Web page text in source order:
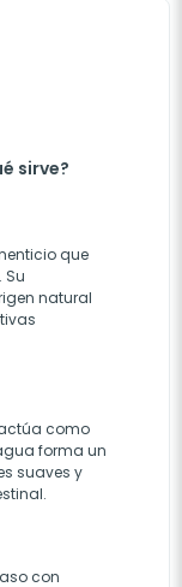
sirve?
que
Su
natural
como
forma un
suaves y
con